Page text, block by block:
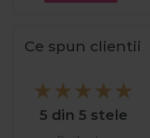
Ce spun clientii
5 din 5 stele